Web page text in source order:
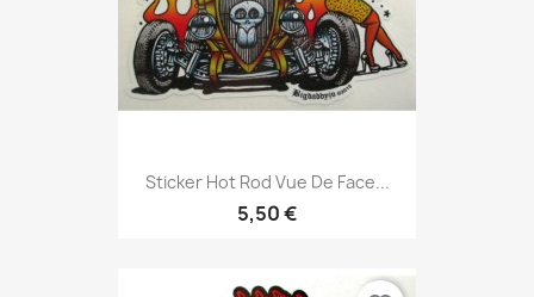
Sticker Hot Rod Vue De Face...
5,50 €